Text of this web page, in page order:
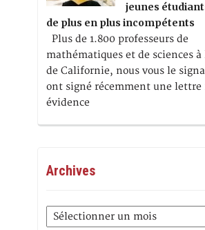
jeunes
de plus en plus incompétents
Plus de 1.800 professeurs de
mathématiques et de sciences
de Californie, nous vous le
ont signé récemment une
évidence
Archives
Archives